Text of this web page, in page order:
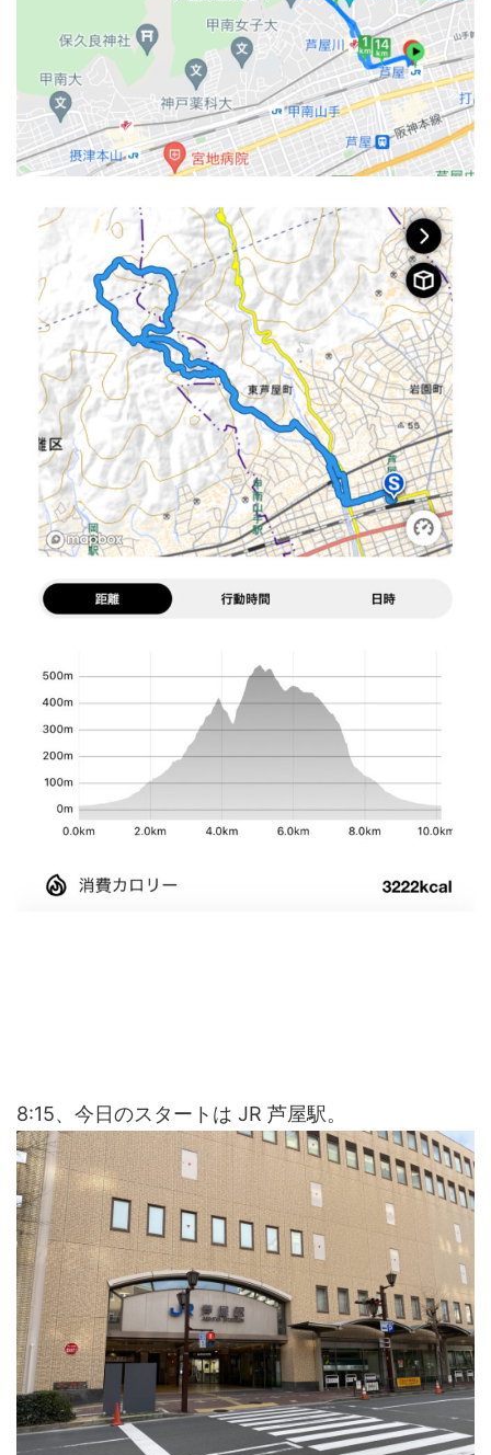
8:15、今日のスタートは JR 芦屋駅。